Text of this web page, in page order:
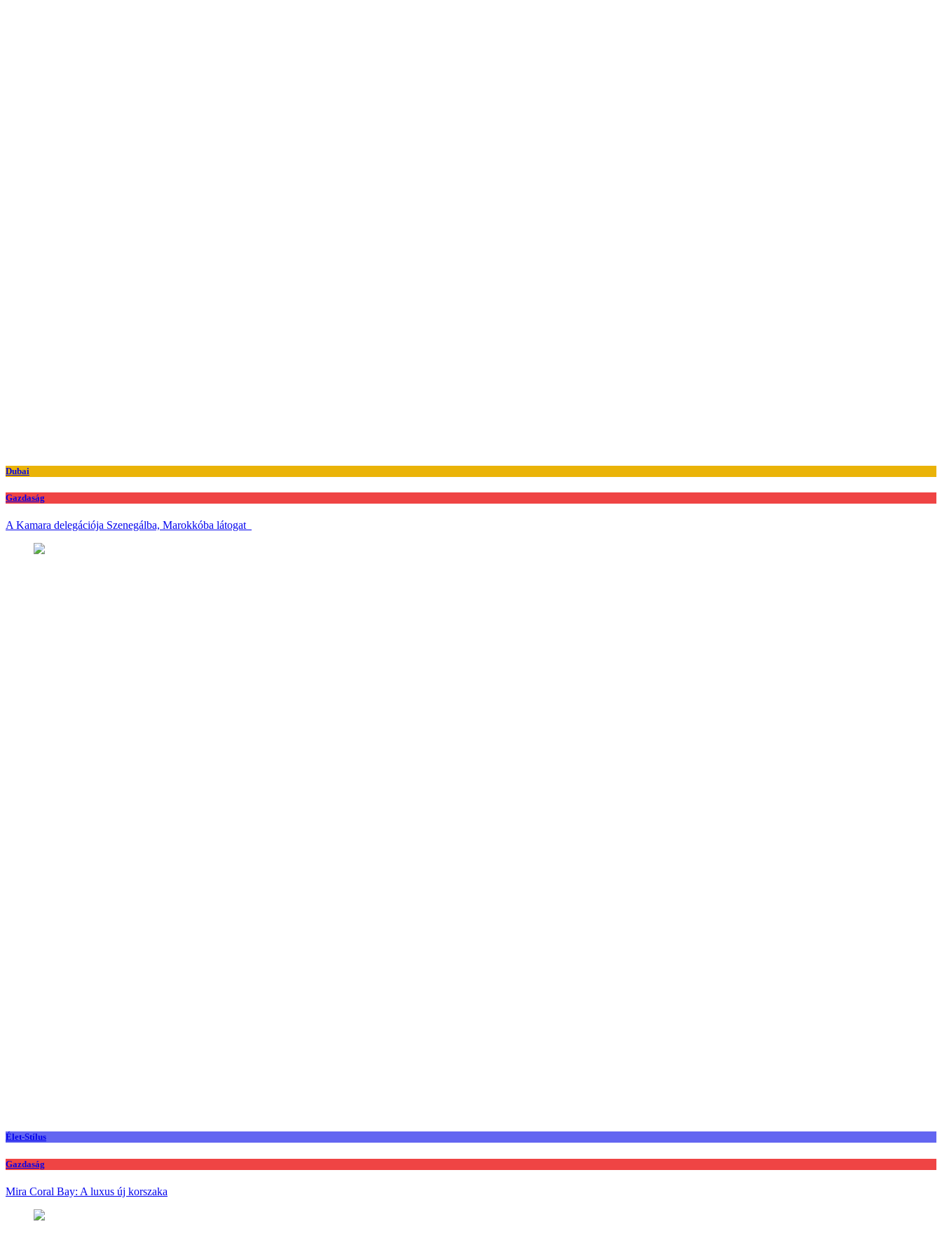
Dubai
Gazdaság
A Kamara delegációja Szenegálba, Marokkóba látogat
Élet-Stílus
Gazdaság
Mira Coral Bay: A luxus új korszaka